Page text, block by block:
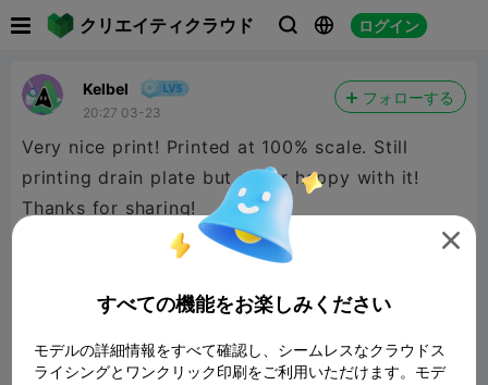
クリエイティクラウド   ログイン
Kelbel
20:27 03-23
フォローする
Very nice print! Printed at 100% scale. Still
printing drain plate but super happy with it!
Thanks for sharing!

すべての機能をお楽しみください
モデルの詳細情報をすべて確認し、シームレスなクラウドス
ライシングとワンクリック印刷をご利用いただけます。モデ